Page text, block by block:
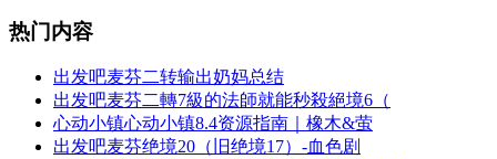
热门内容
出发吧麦芬二转输出奶妈总结
出发吧麦芬二轉7級的法師就能秒殺絕境6（
心动小镇心动小镇8.4资源指南｜橡木&萤
出发吧麦芬绝境20（旧绝境17）-血色剧